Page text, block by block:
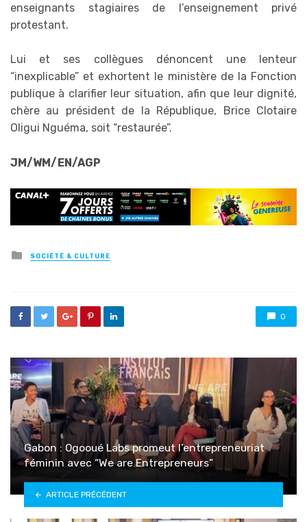
enseignants stagiaires de l’enseignement privé
protestant.
Lui et ses collègues dénoncent une lenteur
“inexplicable” et exhortent le ministère de la Fonction
publique à clarifier leur situation, afin que leur dignité,
chère au président de la République, Brice Clotaire
Oligui Nguéma, soit “restaurée”.
JM/WM/EN/AGP
Posted
in
SOCIÉTÉ & CULTURE
0
Gabon : Ogooué Labs promeut l’entrepreneuriat
féminin avec “We are Entrepreneurs”
ARTICLE PRÉCÉDENT